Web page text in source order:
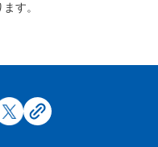
す。
x copy